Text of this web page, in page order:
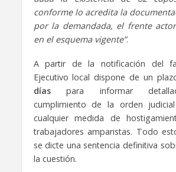
conforme lo acredita la
por la demandada, el frente
en el esquema vigente”.
​A partir de la notificación del
Ejecutivo local dispone de un
díaspara informar
cumplimiento de la orden
cualquier medida de
trabajadores amparistas. Todo
se dicte una sentencia definitiva
la cuestión.